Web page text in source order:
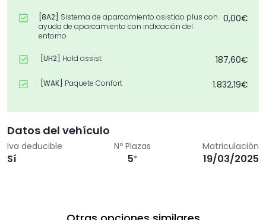
[8A2] Sistema de aparcamiento asistido plus con
ayuda de aparcamiento con indicación del
entorno
0,00€
[UH2] Hold assist 187,60€
[WAK] Paquete Confort 1.832,19€
2.240,22€
[IU4]Audi Application Store y smartphone
interface
Portón del maletero con apertura de confort 0,00€
Datos del vehículo
Iva deducible
Sí
Nº Plazas
5*
Matriculación
19/03/2025